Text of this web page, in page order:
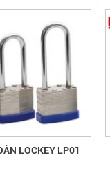
LOCKEY LP01